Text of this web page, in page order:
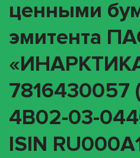
ценными
эмитента
7816430057
4B02-03-
ISIN